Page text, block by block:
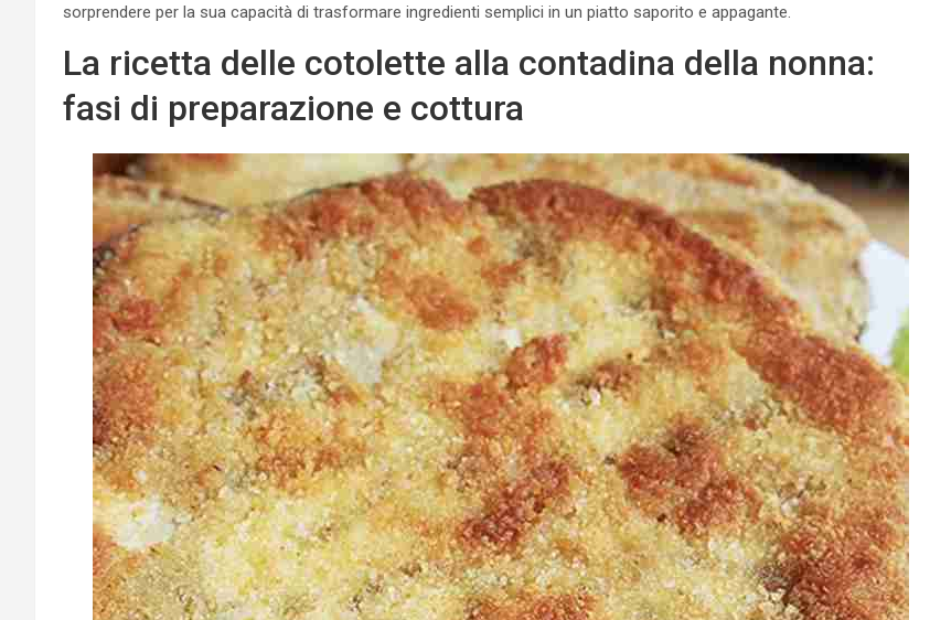
sorprendere per la sua capacità di trasformare ingredienti semplici in un piatto saporito e appagante.
La ricetta delle cotolette alla contadina della nonna:
fasi di preparazione e cottura